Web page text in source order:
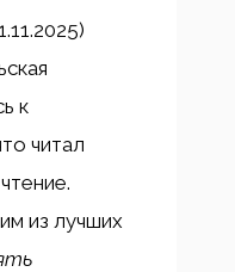
к
читал
из лучших